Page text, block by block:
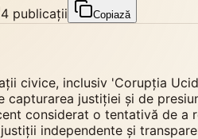
4 publicații Copiază
civice, inclusiv 'Corupția
capturarea justiției și de
considerat o tentativă de
independente și